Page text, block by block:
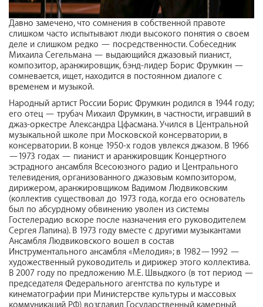
Давно замечено, что сомнения в собственной правоте
слишком часто испытывают люди высокого понятия о своем
деле и слишком редко — посредственности. Собеседник
Михаила Сегельмана — выдающийся джазовый пианист,
композитор, аранжировщик, бэнд-лидер Борис Фрумкин —
сомневается, ищет, находится в постоянном диалоге с
временем и музыкой.
Народный артист России Борис Фрумкин родился в 1944 году;
его отец — трубач Михаил Фрумкин, в частности, игравший в
джаз-оркестре Александра Цфасмана. Учился в Центральной
музыкальной школе при Московской консерватории, в
консерватории. В конце 1950-х годов увлекся джазом. В 1966
—1973 годах — пианист и аранжировщик Концертного
эстрадного ансамбля Всесоюзного радио и Центрального
телевидения, организованного джазовым композитором,
дирижером, аранжировщиком Вадимом Людвиковским
(коллектив существовал до 1973 года, когда его основатель
был по абсурдному обвинению уволен из системы
Гостелерадио вскоре после назначения его руководителем
Сергея Лапина). В 1973 году вместе с другими музыкантами
Ансамбля Людвиковского вошел в состав
Инструментального ансамбля «Мелодия»; в 1982—1992 —
художественный руководитель и дирижер этого коллектива.
В 2007 году по предложению М.Е. Швыдкого (в тот период —
председателя Федерального агентства по культуре и
кинематографии при Министерстве культуры и массовых